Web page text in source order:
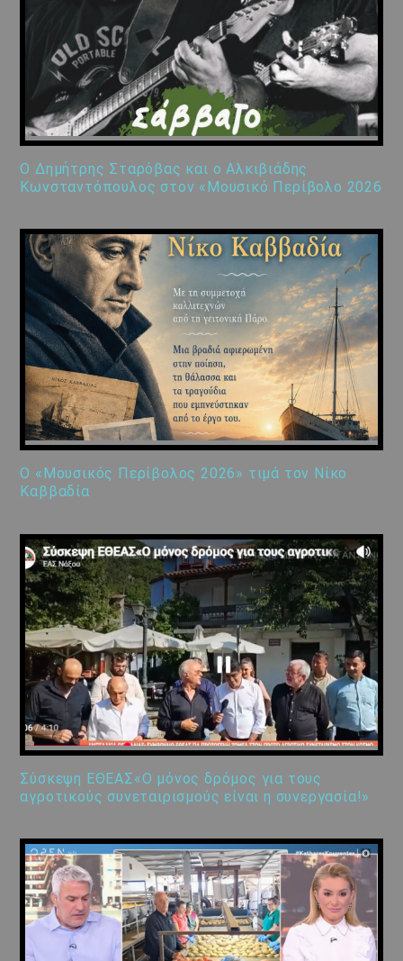
Ο Δημήτρης Σταρόβας και ο Αλκιβιάδης
Κωνσταντόπουλος στον «Μουσικό Περίβολο 2026
Ο «Μουσικός Περίβολος 2026» τιμά τον Νίκο
Καββαδία
Σύσκεψη ΕΘΕΑΣ«Ο μόνος δρόμος για τους
αγροτικούς συνεταιρισμούς είναι η συνεργασία!»